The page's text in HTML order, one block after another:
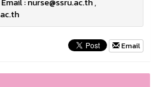
Email : nurse@ssru.ac.th,
Email